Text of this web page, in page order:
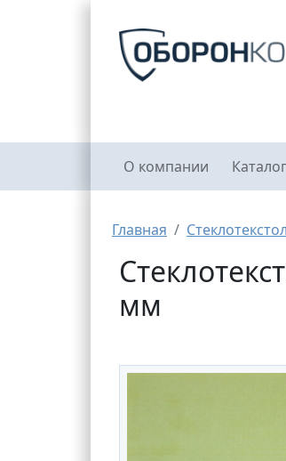
Главное меню
О компании Каталог
Строка
Главная
мм